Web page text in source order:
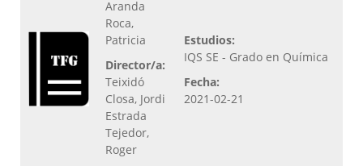
Aranda
Roca,
Patricia
Director/a:
Teixidó
Closa, Jordi
Estrada
Tejedor,
Roger
Estudios:
IQS SE - Grado en Química
Fecha:
2021-02-21